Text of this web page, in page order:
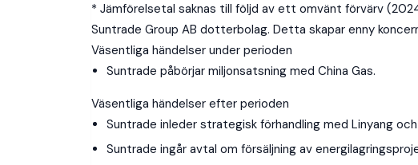
Media
About
* Jämförelsetal saknas till följd av ett omvänt förvärv
Suntrade Group AB dotterbolag. Detta skapar enny
Väsentliga händelser under perioden
Suntrade påbörjar miljonsatsning med China Gas.
Väsentliga händelser efter perioden
Suntrade inleder strategisk förhandling med Linyang
Suntrade ingår avtal om försäljning av